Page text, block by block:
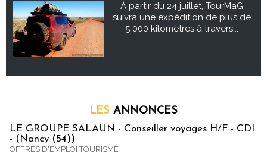
À partir du 24 juillet, TourMaG
suivra une expédition de plus de
5 000 kilomètres à travers...
LES ANNONCES
LE GROUPE SALAUN - Conseiller voyages H/F - CDI
- (Nancy (54))
OFFRES D'EMPLOI TOURISME